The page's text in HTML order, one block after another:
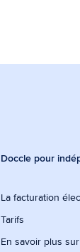
Doccle pour
La facturation
Tarifs
En savoir plus